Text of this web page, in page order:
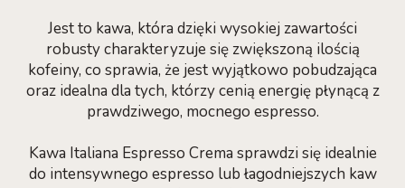
Jest to kawa, która dzięki wysokiej zawartości
robusty charakteryzuje się zwiększoną ilością
kofeiny, co sprawia, że jest wyjątkowo pobudzająca
oraz idealna dla tych, którzy cenią energię płynącą z
prawdziwego, mocnego espresso.
Kawa Italiana Espresso Crema sprawdzi się idealnie
do intensywnego espresso lub łagodniejszych kaw